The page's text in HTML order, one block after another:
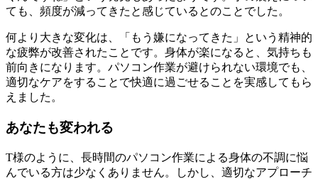
ても、頻度が減ってきたと感じているとのことでした。
何より大きな変化は、「もう嫌になってきた」という精神的
な疲弊が改善されたことです。身体が楽になると、気持ちも
前向きになります。パソコン作業が避けられない環境でも、
適切なケアをすることで快適に過ごせることを実感してもら
えました。
あなたも変われる
T様のように、長時間のパソコン作業による身体の不調に悩
んでいる方は少なくありません。しかし、適切なアプローチ